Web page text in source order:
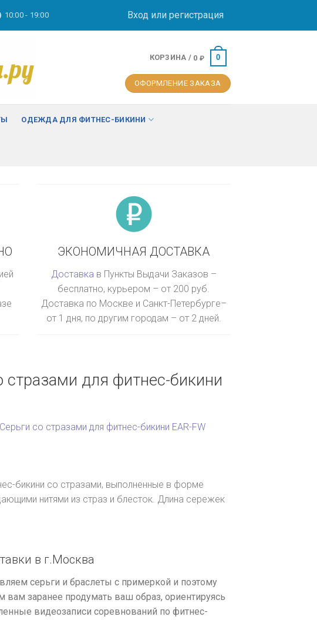
10:00 - 19:00 Вход или регистрация
КОРЗИНА / 0 ₽ 0
ОФОРМЛЕНИЕ ЗАКАЗА
ОДЕЖДА ДЛЯ ФИТНЕС-БИКИНИ
ЭКОНОМИЧНАЯ ДОСТАВКА
Доставка в Пункты Выдачи Заказов –
бесплатно, курьером – от 200 руб.
Доставка по Москве и Санкт-Петербурге–
от 1 дня, по другим городам – от 2 дней.
стразами для фитнес-бикини
Серьги со стразами для фитнес-бикини EAR-FW
бикини со стразами, выполненные в форме
нитями из страз и блесток. Длина сережек
в г.Москва
серьги и браслеты с примеркой и поэтому
вам заранее продумать ваш образ, ориентируясь
видеозаписи соревнований по фитнес-